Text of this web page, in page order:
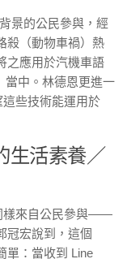
景的公民參與，經
殺（動物車禍）熱
之應用於汽機車語
當中。林德恩更進一
些技術能運用於
生活素養／
樣來自公民參與——
冠宏說到，這個
單：當收到 Line